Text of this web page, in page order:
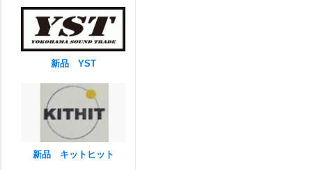
新品 YST
新品 キットヒット